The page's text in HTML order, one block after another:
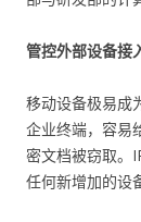
管控外部设备接
移动设备极易成
企业终端，容易
密文档被窃取。
任何新增加的设